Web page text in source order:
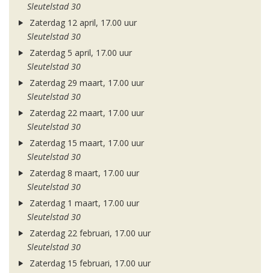
Sleutelstad 30
Zaterdag 12 april, 17.00 uur
Sleutelstad 30
Zaterdag 5 april, 17.00 uur
Sleutelstad 30
Zaterdag 29 maart, 17.00 uur
Sleutelstad 30
Zaterdag 22 maart, 17.00 uur
Sleutelstad 30
Zaterdag 15 maart, 17.00 uur
Sleutelstad 30
Zaterdag 8 maart, 17.00 uur
Sleutelstad 30
Zaterdag 1 maart, 17.00 uur
Sleutelstad 30
Zaterdag 22 februari, 17.00 uur
Sleutelstad 30
Zaterdag 15 februari, 17.00 uur